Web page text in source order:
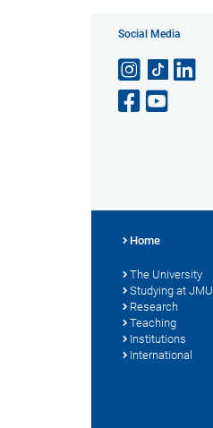
Social Media
Home
The University
Studying at JMU
Research
Teaching
Institutions
International